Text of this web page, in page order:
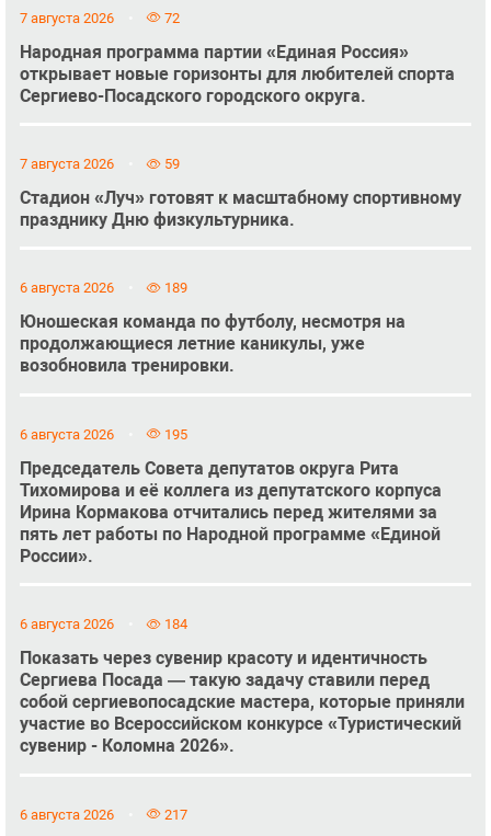
7 августа 2026 72
Народная программа партии «Единая Россия»
открывает новые горизонты для любителей спорта
Сергиево-Посадского городского округа.
7 августа 2026 59
Стадион «Луч» готовят к масштабному спортивному
празднику Дню физкультурника.
6 августа 2026 189
Юношеская команда по футболу, несмотря на
продолжающиеся летние каникулы, уже
возобновила тренировки.
6 августа 2026 195
Председатель Совета депутатов округа Рита
Тихомирова и её коллега из депутатского корпуса
Ирина Кормакова отчитались перед жителями за
пять лет работы по Народной программе «Единой
России».
6 августа 2026 184
Показать через сувенир красоту и идентичность
Сергиева Посада — такую задачу ставили перед
собой сергиевопосадские мастера, которые приняли
участие во Всероссийском конкурсе «Туристический
сувенир - Коломна 2026».
6 августа 2026 217